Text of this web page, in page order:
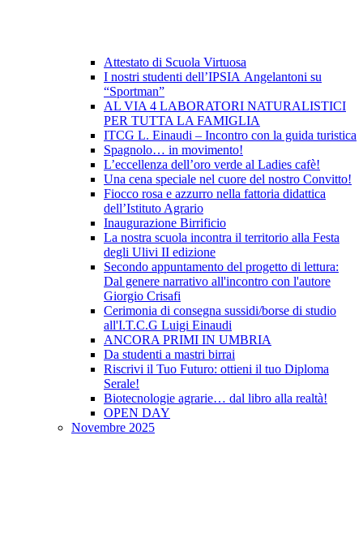
Attestato di Scuola Virtuosa
I nostri studenti dell’IPSIA Angelantoni su
“Sportman”
AL VIA 4 LABORATORI NATURALISTICI
PER TUTTA LA FAMIGLIA
ITCG L. Einaudi – Incontro con la guida turistica
Spagnolo… in movimento!
L’eccellenza dell’oro verde al Ladies cafè!
Una cena speciale nel cuore del nostro Convitto!
Fiocco rosa e azzurro nella fattoria didattica
dell’Istituto Agrario
Inaugurazione Birrificio
La nostra scuola incontra il territorio alla Festa
degli Ulivi II edizione
Secondo appuntamento del progetto di lettura:
Dal genere narrativo all'incontro con l'autore
Giorgio Crisafi
Cerimonia di consegna sussidi/borse di studio
all'I.T.C.G Luigi Einaudi
ANCORA PRIMI IN UMBRIA
Da studenti a mastri birrai
Riscrivi il Tuo Futuro: ottieni il tuo Diploma
Serale!
Biotecnologie agrarie… dal libro alla realtà!
OPEN DAY
Novembre 2025